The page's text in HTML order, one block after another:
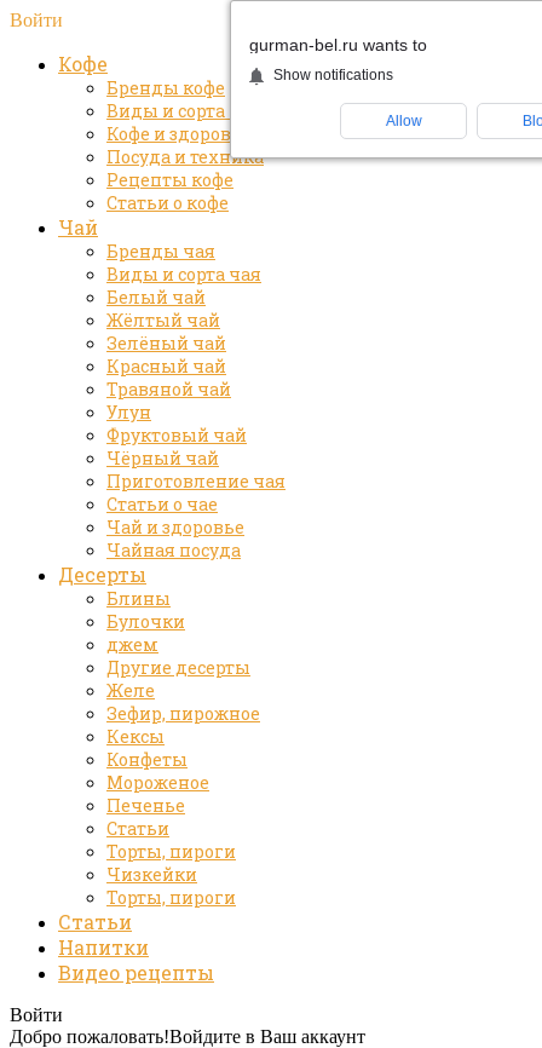
Войти
Кофе
Бренды кофе
Виды и сорта кофе
Кофе и здоровье
Посуда и техника
Рецепты кофе
Статьи о кофе
Чай
Бренды чая
Виды и сорта чая
Белый чай
Жёлтый чай
Зелёный чай
Красный чай
Травяной чай
Улун
Фруктовый чай
Чёрный чай
Приготовление чая
Статьи о чае
Чай и здоровье
Чайная посуда
Десерты
Блины
Булочки
джем
Другие десерты
Желе
Зефир, пирожное
Кексы
Конфеты
Мороженое
Печенье
Статьи
Торты, пироги
Чизкейки
Торты, пироги
Статьи
Напитки
Видео рецепты
Войти
Добро пожаловать!Войдите в Ваш аккаунт
gurman-bel.ru wants to
Show notifications
Allow